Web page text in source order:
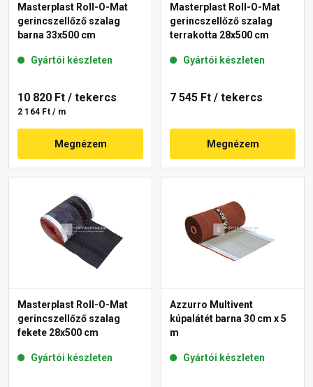
Masterplast Roll-O-Mat
gerincszellőző szalag
barna 33x500 cm
Gyártói készleten
10 820 Ft / tekercs
2 164 Ft / m
Megnézem
Masterplast Roll-O-Mat
gerincszellőző szalag
terrakotta 28x500 cm
Gyártói készleten
7 545 Ft / tekercs
Megnézem
Masterplast Roll-O-Mat
gerincszellőző szalag
fekete 28x500 cm
Gyártói készleten
Azzurro Multivent
kúpalátét barna 30 cm x 5
m
Gyártói készleten